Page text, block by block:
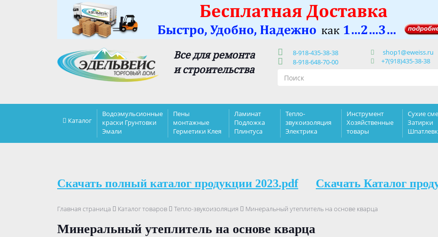
Все для ремонта
и строительства
8-918-435-38-38
8-918-648-70-00
shop1@eweiss.ru
+7(918)435-38-38
Каталог
Водоэмульсионные
краски Грунтовки
Эмали
Пены
монтажные
Герметики Клея
Ламинат
Подложка
Плинтуса
Тепло-
звукоизоляция
Электрика
Инструмент
Хозяйственные
товары
Сухие
Затирки
Скачать полный каталог продукции 2023.pdf Скачать Каталог
Главная страница Каталог товаров Тепло-звукоизоляция Минеральный утеплитель на основе кварца
Минеральный утеплитель на основе кварца